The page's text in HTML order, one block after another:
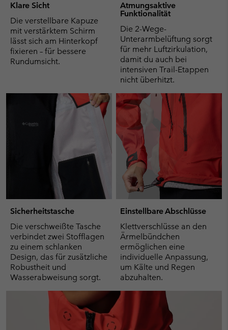
Klare Sicht
Die verstellbare Kapuze
mit verstärktem Schirm
lässt sich am Hinterkopf
fixieren – für bessere
Rundumsicht.
Atmungsaktive
Funktionalität
Die 2-Wege-
Unterarmbelüftung sorgt
für mehr Luftzirkulation,
damit du auch bei
intensiven Trail-Etappen
nicht überhitzt.
Sicherheitstasche
Die verschweißte Tasche
verbindet zwei Stofflagen
zu einem schlanken
Design, das für zusätzliche
Robustheit und
Wasserabweisung sorgt.
Einstellbare Abschlüsse
Klettverschlüsse an den
Ärmelbündchen
ermöglichen eine
individuelle Anpassung,
um Kälte und Regen
abzuhalten.